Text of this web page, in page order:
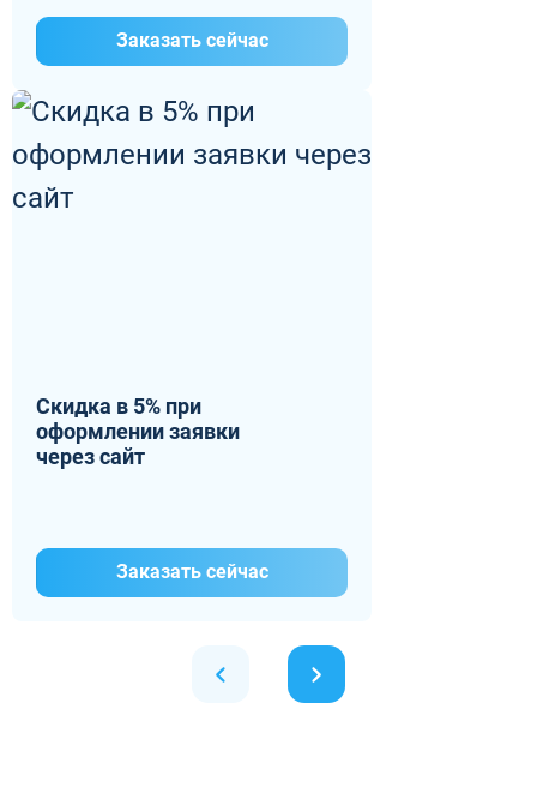
Заказать сейчас
Скидка в 5% при
оформлении заявки
через сайт
Заказать сейчас